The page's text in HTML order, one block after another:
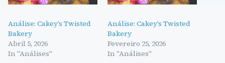
Análise: Cakey’s Twisted
Bakery
Abril 5, 2026
In "Análises"
Análise: Cakey’s Twisted
Bakery
Fevereiro 25, 2026
In "Análises"